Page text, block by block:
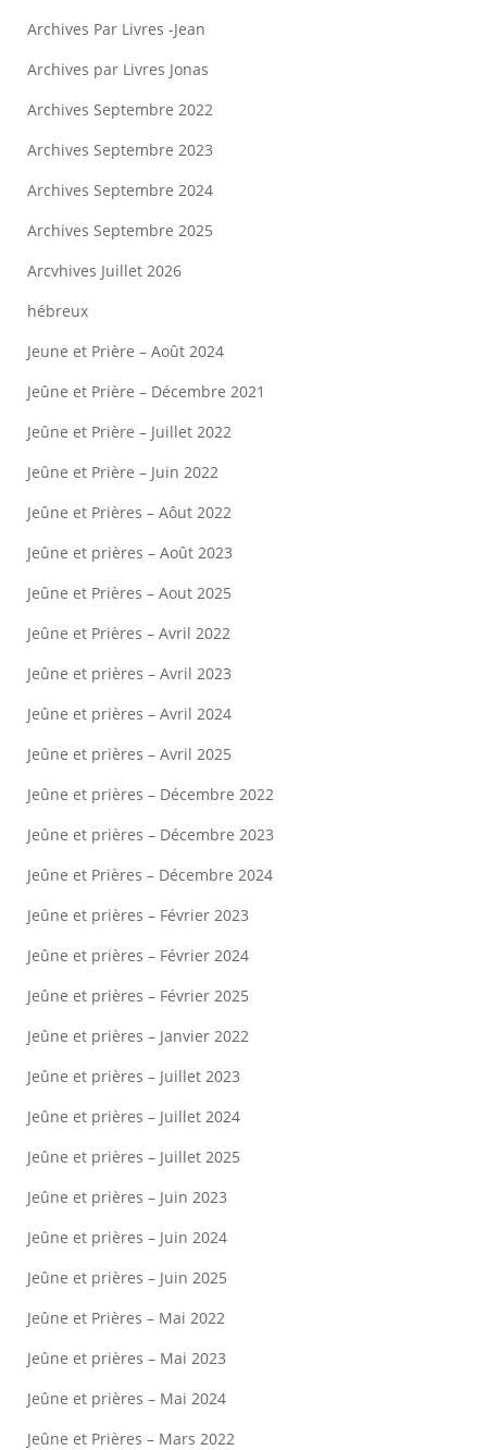
Archives Par Livres -Jean
Archives par Livres Jonas
Archives Septembre 2022
Archives Septembre 2023
Archives Septembre 2024
Archives Septembre 2025
Arcvhives Juillet 2026
hébreux
Jeune et Prière – Août 2024
Jeûne et Prière – Décembre 2021
Jeûne et Prière – Juillet 2022
Jeûne et Prière – Juin 2022
Jeûne et Prières – Aôut 2022
Jeûne et prières – Août 2023
Jeûne et Prières – Aout 2025
Jeûne et Prières – Avril 2022
Jeûne et prières – Avril 2023
Jeûne et prières – Avril 2024
Jeûne et prières – Avril 2025
Jeûne et prières – Décembre 2022
Jeûne et prières – Décembre 2023
Jeûne et Prières – Décembre 2024
Jeûne et prières – Février 2023
Jeûne et prières – Février 2024
Jeûne et prières – Février 2025
Jeûne et prières – Janvier 2022
Jeûne et prières – Juillet 2023
Jeûne et prières – Juillet 2024
Jeûne et prières – Juillet 2025
Jeûne et prières – Juin 2023
Jeûne et prières – Juin 2024
Jeûne et prières – Juin 2025
Jeûne et Prières – Mai 2022
Jeûne et prières – Mai 2023
Jeûne et prières – Mai 2024
Jeûne et Prières – Mars 2022